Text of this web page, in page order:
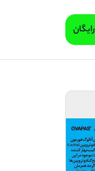
رایگان